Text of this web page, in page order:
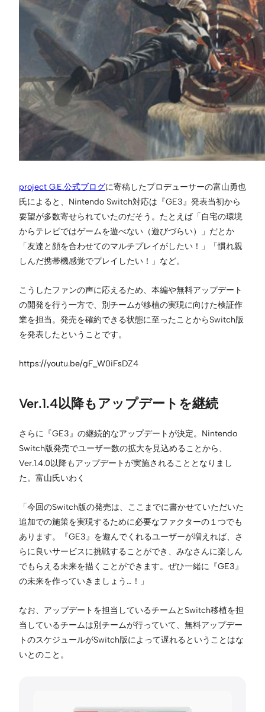
project G.E.公式ブログに寄稿したプロデューサーの富山勇也
氏によると、Nintendo Switch対応は『GE3』発表当初から
要望が多数寄せられていたのだそう。たとえば「自宅の環境
からテレビではゲームを遊べない（遊びづらい）」だとか
「友達と顔を合わせてのマルチプレイがしたい！」「慣れ親
しんだ携帯機感覚でプレイしたい！」など。
こうしたファンの声に応えるため、本編や無料アップデート
の開発を行う一方で、別チームが移植の実現に向けた検証作
業を担当。発売を確約できる状態に至ったことからSwitch版
を発表したということです。
https://youtu.be/gF_W0iFsDZ4
Ver.1.4以降もアップデートを継続
さらに『GE3』の継続的なアップデートが決定。Nintendo
Switch版発売でユーザー数の拡大を見込めることから、
Ver.1.4.0以降もアップデートが実施されることとなりまし
た。富山氏いわく
「今回のSwitch版の発売は、ここまでに書かせていただいた
追加での施策を実現するために必要なファクターの１つでも
あります。『GE3』を遊んでくれるユーザーが増えれば、さ
らに良いサービスに挑戦することができ、みなさんに楽しん
でもらえる未来を描くことができます。ぜひ一緒に『GE3』
の未来を作っていきましょう…！」
なお、アップデートを担当しているチームとSwitch移植を担
当しているチームは別チームが行っていて、無料アップデー
トのスケジュールがSwitch版によって遅れるということはな
いとのこと。